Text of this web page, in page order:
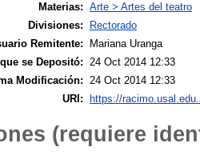
Materias: Arte > Artes del teatro
Divisiones:
Rectorado
Remitente:
Mariana Uranga
se Depositó: 24 Oct 2014 12:33
Modificación:
24 Oct 2014 12:33
URI:
https://
(requiere